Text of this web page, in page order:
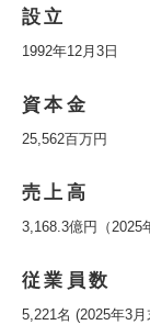
設立
1992年12月3日
資本金
25,562百万円
売上高
3,168.3億円（2025
従業員数
5,221名 (2025年3